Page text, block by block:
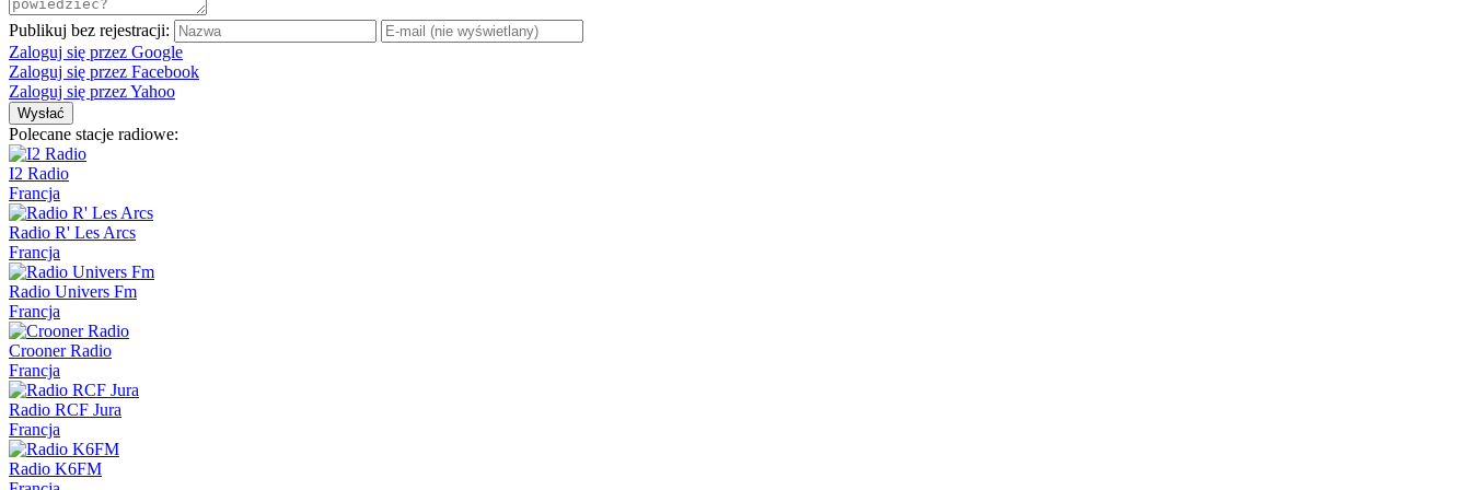
Publikuj bez rejestracji:
Zaloguj się przez Google
Zaloguj się przez Facebook
Zaloguj się przez Yahoo
Wysłać
Polecane stacje radiowe:
I2 Radio
Francja
Radio R' Les Arcs
Francja
Radio Univers Fm
Francja
Crooner Radio
Francja
Radio RCF Jura
Francja
Radio K6FM